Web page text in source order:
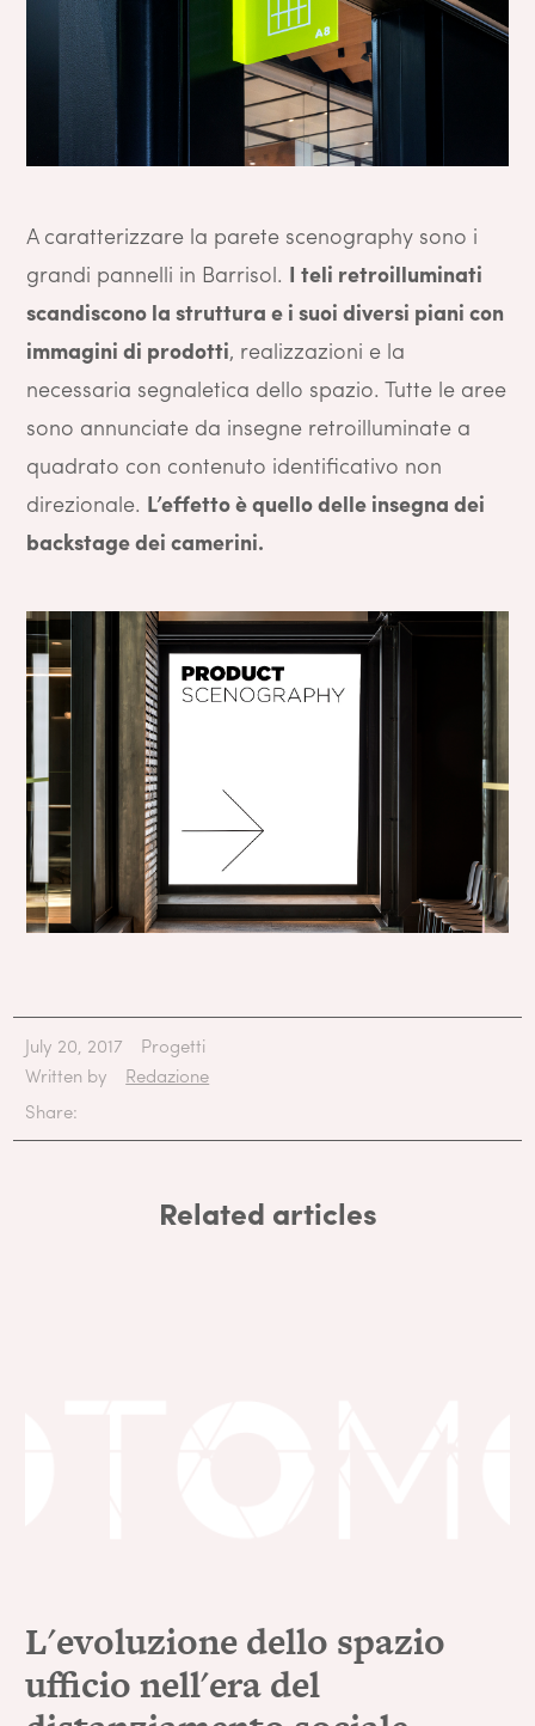
A caratterizzare la parete scenography sono i
grandi pannelli in Barrisol. I teli retroilluminati
scandiscono la struttura e i suoi diversi piani con
immagini di prodotti, realizzazioni e la
necessaria segnaletica dello spazio. Tutte le aree
sono annunciate da insegne retroilluminate a
quadrato con contenuto identificativo non
direzionale. L’effetto è quello delle insegna dei
backstage dei camerini.
July 20, 2017
Progetti
Written by
Redazione
Share:
Related articles
L'evoluzione dello spazio
ufficio nell'era del